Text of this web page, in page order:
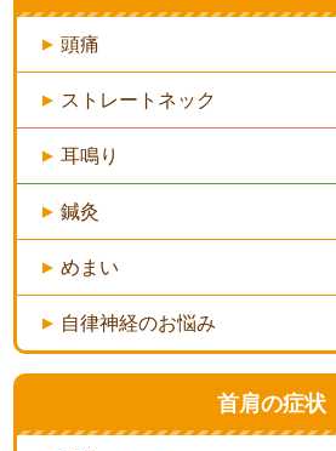
頭痛
ストレートネック
耳鳴り
鍼灸
めまい
自律神経のお悩み
首肩の症状